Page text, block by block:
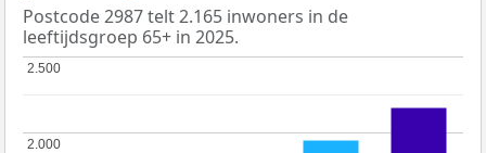
Postcode 2987 telt 2.165 inwoners in de
leeftijdsgroep 65+ in 2025.
2.000
2.000
2.500
2.500